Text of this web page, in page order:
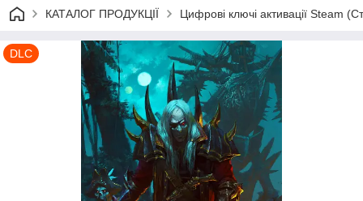
КАТАЛОГ ПРОДУКЦІЇ Цифрові ключі активації Steam
DLC